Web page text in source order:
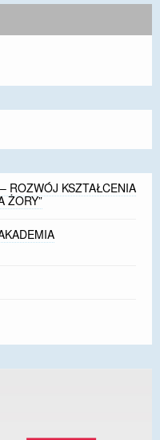
ROZWÓJ KSZTAŁCENIA
ŻORY”